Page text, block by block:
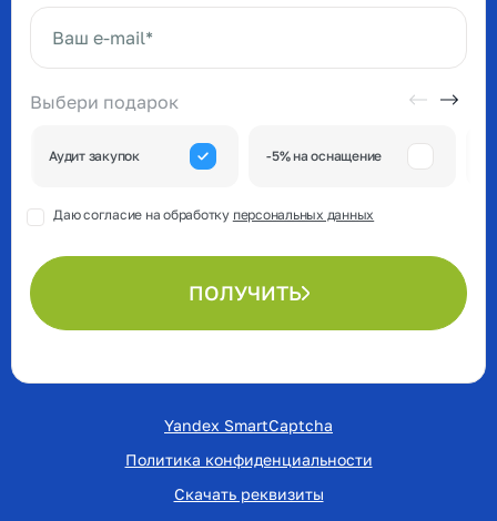
Выбери подарок
Аудит закупок -5% на оснащение
Даю согласие на обработку персональных данных
ПОЛУЧИТЬ
Yandex SmartCaptcha
Политика конфиденциальности
Скачать реквизиты